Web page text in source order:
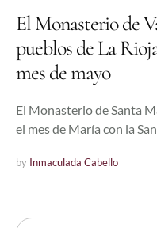
El Monasterio de
pueblos de La
mes de mayo
El Monasterio de Santa
el mes de María con la
by Inmaculada Cabello